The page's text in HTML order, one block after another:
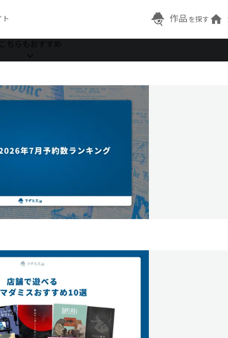
作品 を探す
こちらもおすすめ